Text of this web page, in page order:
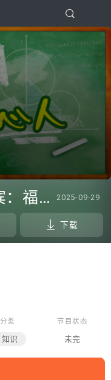
#128 国庆在校园 嘉宾：福建中学校长梁健文博士、中华基督教会蒙黄花沃纪念小学校长郑家宝博士 2025-09-29
下载
分类
知识
节目状态
未完